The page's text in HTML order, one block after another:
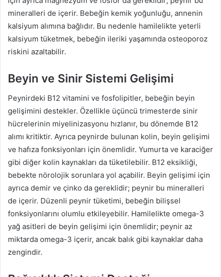
mineralleri de içerir. Bebeğin kemik yoğunluğu, annenin
kalsiyum alımına bağlıdır. Bu nedenle hamilelikte yeterli
kalsiyum tüketmek, bebeğin ileriki yaşamında osteoporoz
riskini azaltabilir.
Beyin ve Sinir Sistemi Gelişimi
Peynirdeki B12 vitamini ve fosfolipitler, bebeğin beyin
gelişimini destekler. Özellikle üçüncü trimesterde sinir
hücrelerinin miyelinizasyonu hızlanır, bu dönemde B12
alımı kritiktir. Ayrıca peynirde bulunan kolin, beyin gelişimi
ve hafıza fonksiyonları için önemlidir. Yumurta ve karaciğer
gibi diğer kolin kaynakları da tüketilebilir. B12 eksikliği,
bebekte nörolojik sorunlara yol açabilir. Beyin gelişimi için
ayrıca demir ve çinko da gereklidir; peynir bu mineralleri
de içerir. Düzenli peynir tüketimi, bebeğin bilişsel
fonksiyonlarını olumlu etkileyebilir. Hamilelikte omega-3
yağ asitleri de beyin gelişimi için önemlidir; peynir az
miktarda omega-3 içerir, ancak balık gibi kaynaklar daha
zengindir.